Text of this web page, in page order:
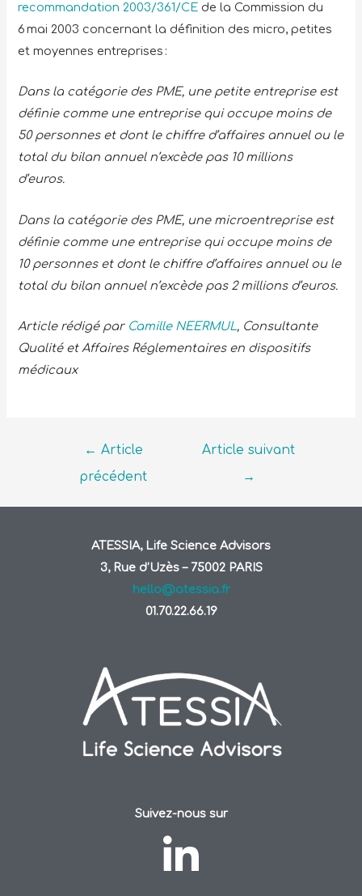
recommandation 2003/361/CE de la Commission du
6 mai 2003 concernant la définition des micro, petites
et moyennes entreprises :
Dans la catégorie des PME, une petite entreprise est
définie comme une entreprise qui occupe moins de
50 personnes et dont le chiffre d’affaires annuel ou le
total du bilan annuel n’excède pas 10 millions
d’euros.
Dans la catégorie des PME, une microentreprise est
définie comme une entreprise qui occupe moins de
10 personnes et dont le chiffre d’affaires annuel ou le
total du bilan annuel n’excède pas 2 millions d’euros.
Article rédigé par Camille NEERMUL , Consultante
Qualité et Affaires Réglementaires en dispositifs
médicaux
← Article
précédent
Article suivant
→
ATESSIA, Life Science Advisors
3, Rue d’Uzès – 75002 PARIS
hello@atessia.fr
01.70.22.66.19
Suivez-nous sur